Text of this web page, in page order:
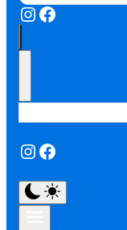
Instagram
Facebook
Instagram
Facebook